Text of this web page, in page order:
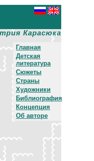
Карасюка
Главная
Детская
литература
Сюжеты
Страны
Художники
Библиография
Концепция
Об авторе